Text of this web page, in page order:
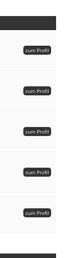
zum Profil
zum Profil
zum Profil
zum Profil
zum Profil